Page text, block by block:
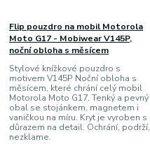
Flip pouzdro na mobil Motorola
Moto G17 - Mobiwear V145P,
noční obloha s měsícem
Stylové knížkové pouzdro s
motivem V145P Noční obloha s
měsícem, které chrání celý mobil
Motorola Moto G17. Tenký a pevný
obal se stojánkem, magnetem i
vaničkou na míru. Kryt je vyroben s
důrazem na detail. Ochrání, podrží,
nezklame.